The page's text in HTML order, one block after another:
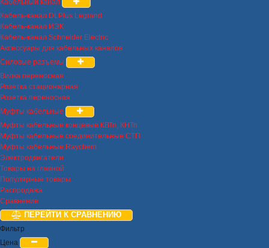
Кабельный канал
Кабель-канал DLPlus Legrand
Кабель-канал ИЭК
Кабель-канал Schneider Electric
Аксессуары для кабельных каналов
Силовые разъемы
Вилка переносная
Розетка стационарная
Розетка переносная
Муфты кабельные
Муфты кабельные концевые КВТп, КНТп
Муфты кабельные соединительные СТП
Муфты кабельные Raychem
Электродвигатели
Товары на главной
Популярные товары
Распродажа
Сравнение
ПЕРЕЙТИ К СРАВНЕНИЮ
Фильтр
Цена